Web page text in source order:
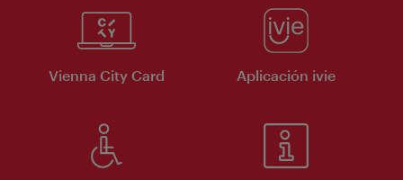
Vienna City Card Aplicación ivie